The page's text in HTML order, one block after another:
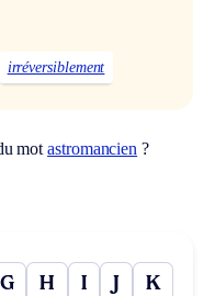
irréversiblement
motastromancien ?
G H I J K